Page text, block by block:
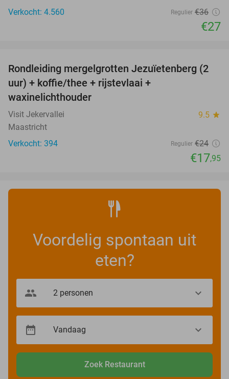
Verkocht: 4.560
Regulier €36
€27
25%
Rondleiding mergelgrotten Jezuïetenberg (2
uur) + koffie/thee + rijstevlaai +
waxinelichthouder
Visit Jekervallei 9.5 star
Maastricht
Verkocht: 394
Regulier €24
€17,95
Voordelig spontaan uit
eten?
Zoek Restaurant